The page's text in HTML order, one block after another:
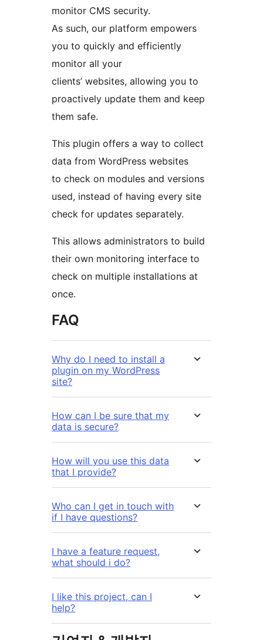
monitor CMS security.
As such, our platform empowers
you to quickly and efficiently
monitor all your
clients’ websites, allowing you to
proactively update them and keep
them safe.
This plugin offers a way to collect
data from WordPress websites
to check on modules and versions
used, instead of having every site
check for updates separately.
This allows administrators to build
their own monitoring interface to
check on multiple installations at
once.
FAQ
Why do I need to install a
plugin on my WordPress
site?
How can I be sure that my
data is secure?
How will you use this data
that I provide?
Who can I get in touch with
if I have questions?
I have a feature request,
what should i do?
I like this project, can I
help?